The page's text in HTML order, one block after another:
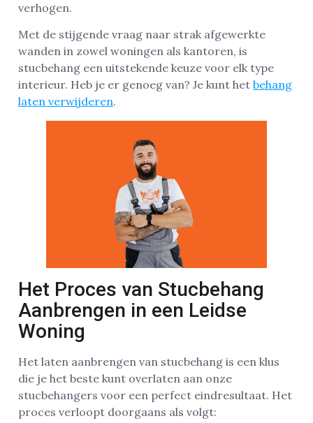
verhogen.
Met de stijgende vraag naar strak afgewerkte
wanden in zowel woningen als kantoren, is
stucbehang een uitstekende keuze voor elk type
interieur. Heb je er genoeg van? Je kunt het behang
laten verwijderen.
Het Proces van Stucbehang
Aanbrengen in een Leidse
Woning
Het laten aanbrengen van stucbehang is een klus
die je het beste kunt overlaten aan onze
stucbehangers voor een perfect eindresultaat. Het
proces verloopt doorgaans als volgt: